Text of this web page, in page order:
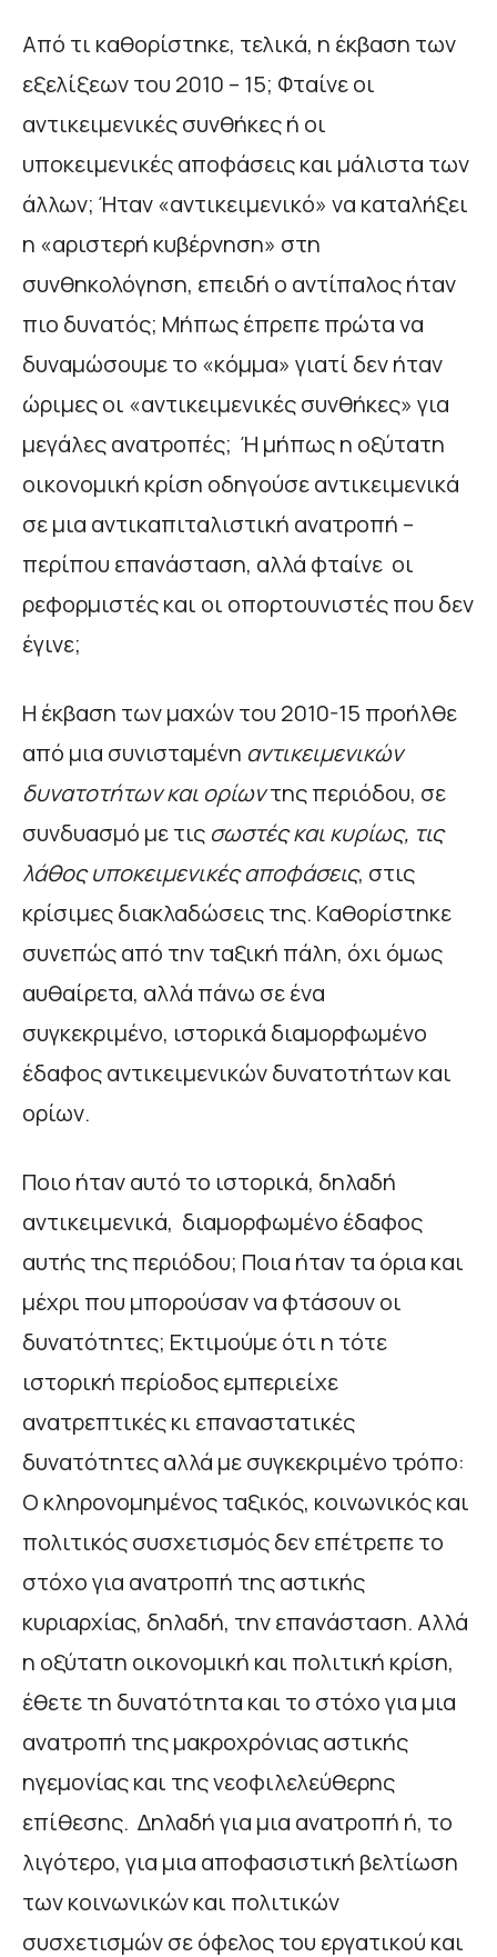
Από τι καθορίστηκε, τελικά, η έκβαση των
εξελίξεων του 2010 – 15; Φταίνε οι
αντικειμενικές συνθήκες ή οι
υποκειμενικές αποφάσεις και μάλιστα των
άλλων; Ήταν «αντικειμενικό» να καταλήξει
η «αριστερή κυβέρνηση» στη
συνθηκολόγηση, επειδή ο αντίπαλος ήταν
πιο δυνατός; Μήπως έπρεπε πρώτα να
δυναμώσουμε το «κόμμα» γιατί δεν ήταν
ώριμες οι «αντικειμενικές συνθήκες» για
μεγάλες ανατροπές; Ή μήπως η οξύτατη
οικονομική κρίση οδηγούσε αντικειμενικά
σε μια αντικαπιταλιστική ανατροπή –
περίπου επανάσταση, αλλά φταίνε οι
ρεφορμιστές και οι οπορτουνιστές που δεν
έγινε;
Η έκβαση των μαχών του 2010-15 προήλθε
από μια συνισταμένη αντικειμενικών
δυνατοτήτων και ορίωντης περιόδου, σε
συνδυασμό με τις σωστές και κυρίως, τις
λάθος υποκειμενικές αποφάσεις, στις
κρίσιμες διακλαδώσεις της. Καθορίστηκε
συνεπώς από την ταξική πάλη, όχι όμως
αυθαίρετα, αλλά πάνω σε ένα
συγκεκριμένο, ιστορικά διαμορφωμένο
έδαφος αντικειμενικών δυνατοτήτων και
ορίων.
Ποιο ήταν αυτό το ιστορικά, δηλαδή
αντικειμενικά, διαμορφωμένο έδαφος
αυτής της περιόδου; Ποια ήταν τα όρια και
μέχρι που μπορούσαν να φτάσουν οι
δυνατότητες; Εκτιμούμε ότι η τότε
ιστορική περίοδος εμπεριείχε
ανατρεπτικές κι επαναστατικές
δυνατότητες αλλά με συγκεκριμένο τρόπο:
Ο κληρονομημένος ταξικός, κοινωνικός και
πολιτικός συσχετισμός δεν επέτρεπε το
στόχο για ανατροπή της αστικής
κυριαρχίας, δηλαδή, την επανάσταση. Αλλά
η οξύτατη οικονομική και πολιτική κρίση,
έθετε τη δυνατότητα και το στόχο για μια
ανατροπή της μακροχρόνιας αστικής
ηγεμονίας και της νεοφιλελεύθερης
επίθεσης. Δηλαδή για μια ανατροπή ή, το
λιγότερο, για μια αποφασιστική βελτίωση
των κοινωνικών και πολιτικών
συσχετισμών σε όφελος του εργατικού και